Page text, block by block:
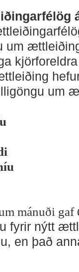
um
um
mánuði gaf
fyrir nýtt
en það